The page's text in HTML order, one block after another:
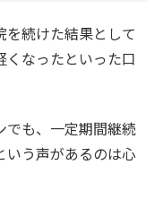
続けた結果として
なったといった口
でも、一定期間継続
いう声があるのは心